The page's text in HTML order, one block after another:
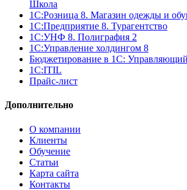
Школа
1С:Розница 8. Магазин одежды и
1С:Предприятие 8. Турагентство
1С:УНФ 8. Полиграфия 2
1С:Управление холдингом 8
Бюджетирование в 1С: Управляющий
1С:ITIL
Прайс-лист
Дополнительно
О компании
Клиенты
Обучение
Статьи
Карта сайта
Контакты